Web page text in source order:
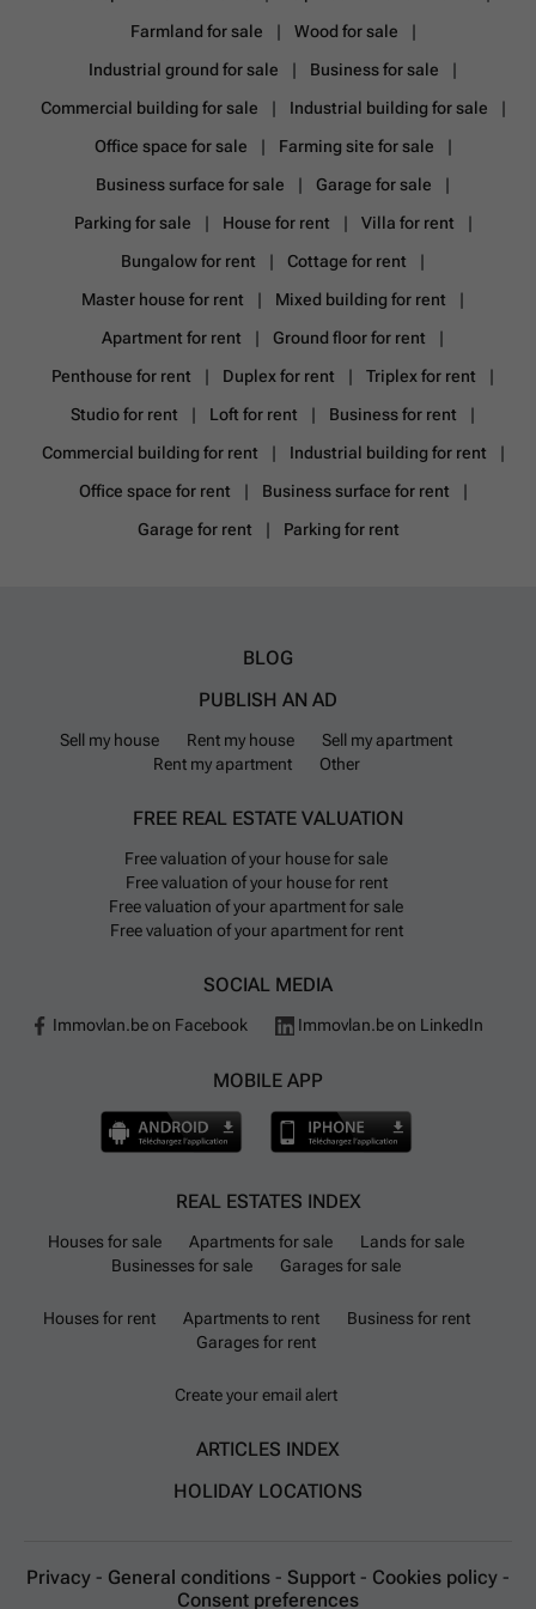
Farmland for sale
Wood for sale
Industrial ground for sale
Business for sale
Commercial building for sale
Industrial building for sale
Office space for sale
Farming site for sale
Business surface for sale
Garage for sale
Parking for sale
House for rent
Villa for rent
Bungalow for rent
Cottage for rent
Master house for rent
Mixed building for rent
Apartment for rent
Ground floor for rent
Penthouse for rent
Duplex for rent
Triplex for rent
Studio for rent
Loft for rent
Business for rent
Commercial building for rent
Industrial building for rent
Office space for rent
Business surface for rent
Garage for rent
Parking for rent
BLOG
PUBLISH AN AD
Sell my house Rent my house
Sell my apartment
Rent my apartment
Other
FREE REAL ESTATE VALUATION
Free valuation of your house for sale
Free valuation of your house for rent
Free valuation of your apartment for sale
Free valuation of your apartment for rent
SOCIAL MEDIA
Immovlan.be on Facebook Immovlan.be on LinkedIn
MOBILE APP
REAL ESTATES INDEX
Houses for sale Apartments for sale
Lands for sale
Businesses for sale
Garages for sale
Houses for rent Apartments to rent
Business for rent
Garages for rent
Create your email alert
ARTICLES INDEX
HOLIDAY LOCATIONS
Privacy - General conditions - Support - Cookies policy -
Consent preferences